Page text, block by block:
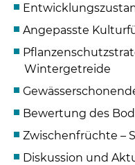
Angepasste
Wintergetreide
Bewertung des
Zwischenfrüchte –
Diskussion und